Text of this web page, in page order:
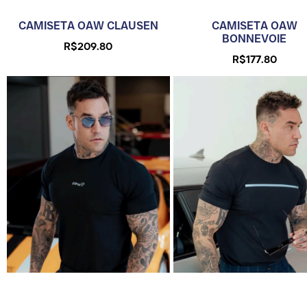
CAMISETA OAW CLAUSEN
R$209.80
CAMISETA OAW
BONNEVOIE
R$177.80